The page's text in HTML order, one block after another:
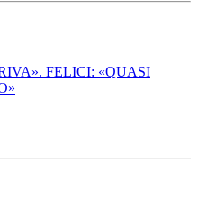
FELICI: «QUASI